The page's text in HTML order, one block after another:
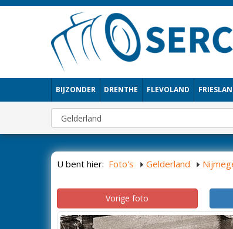
BIJZONDER DRENTHE FLEVOLAND
U bent hier: Foto's Gelderland
Vorige foto